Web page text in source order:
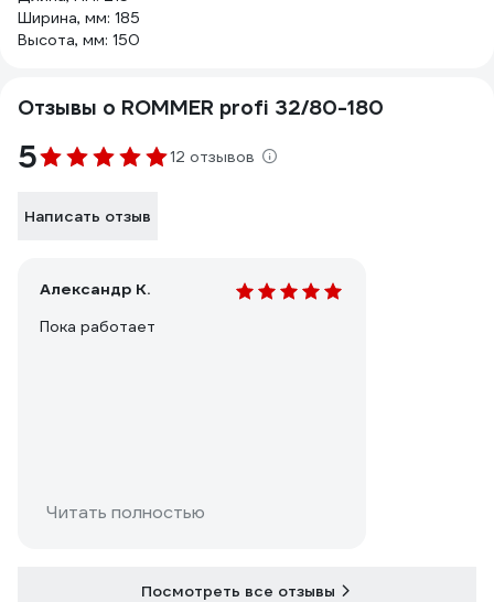
Ширина, мм: 185
Высота, мм: 150
Отзывы о ROMMER profi 32/80-180
5 12 отзывов
Написать отзыв
Александр К.
Пока работает
Читать полностью
Посмотреть все отзывы